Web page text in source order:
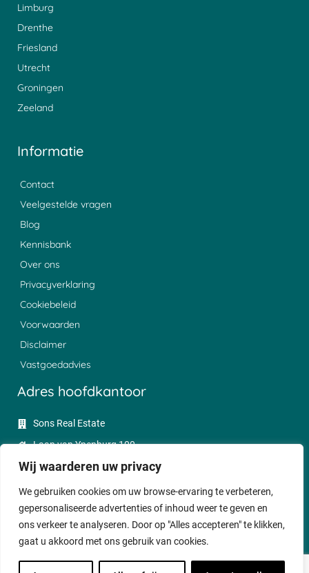
Wij waarderen uw privacy
We gebruiken cookies om uw browse-ervaring te verbeteren,
gepersonaliseerde advertenties of inhoud weer te geven en
ons verkeer te analyseren. Door op "Alles accepteren" te klikken,
gaat u akkoord met ons gebruik van cookies.
Limburg
Drenthe
Friesland
Utrecht
Groningen
Zeeland
Informatie
Contact
Veelgestelde vragen
Blog
Kennisbank
Over ons
Privacyverklaring
Cookiebeleid
Voorwaarden
Disclaimer
Vastgoedadvies
Adres hoofdkantoor
Sons Real Estate
Laan van Ypenburg 100
2497 GC Den Haag
085 - 0047350
sales@sonsrealestate.nl